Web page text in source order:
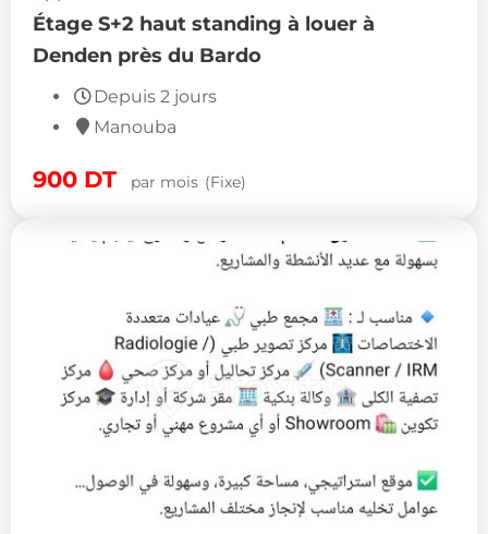
Étage S+2 haut standing à louer à
Denden près du Bardo
Depuis 2 jours
Manouba
900 DT par mois (Fixe)